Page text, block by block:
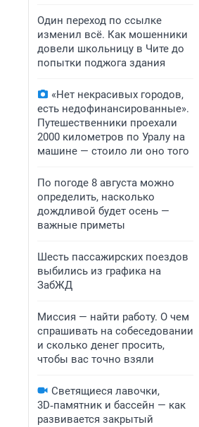
Один переход по ссылке
изменил всё. Как мошенники
довели школьницу в Чите до
попытки поджога здания
«Нет некрасивых городов,
есть недофинансированные».
Путешественники проехали
2000 километров по Уралу на
машине — стоило ли оно того
По погоде 8 августа можно
определить, насколько
дождливой будет осень —
важные приметы
Шесть пассажирских поездов
выбились из графика на
ЗабЖД
Миссия — найти работу. О чем
спрашивать на собеседовании
и сколько денег просить,
чтобы вас точно взяли
Светящиеся лавочки,
3D‑памятник и бассейн — как
развивается закрытый